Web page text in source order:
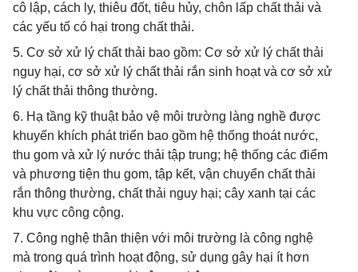
cô lập, cách ly, thiêu đốt, tiêu hủy, chôn lấp chất thải và
các yếu tố có hại trong chất thải.
5. Cơ sở xử lý chất thải bao gồm: Cơ sở xử lý chất thải
nguy hại, cơ sở xử lý chất thải rắn sinh hoạt và cơ sở xử
lý chất thải thông thường.
6. Hạ tầng kỹ thuật bảo vệ môi trường làng nghề được
khuyến khích phát triển bao gồm hệ thống thoát nước,
thu gom và xử lý nước thải tập trung; hệ thống các điểm
và phương tiện thu gom, tập kết, vận chuyển chất thải
rắn thông thường, chất thải nguy hại; cây xanh tại các
khu vực công cộng.
7. Công nghệ thân thiện với môi trường là công nghệ
mà trong quá trình hoạt động, sử dụng gây hại ít hơn